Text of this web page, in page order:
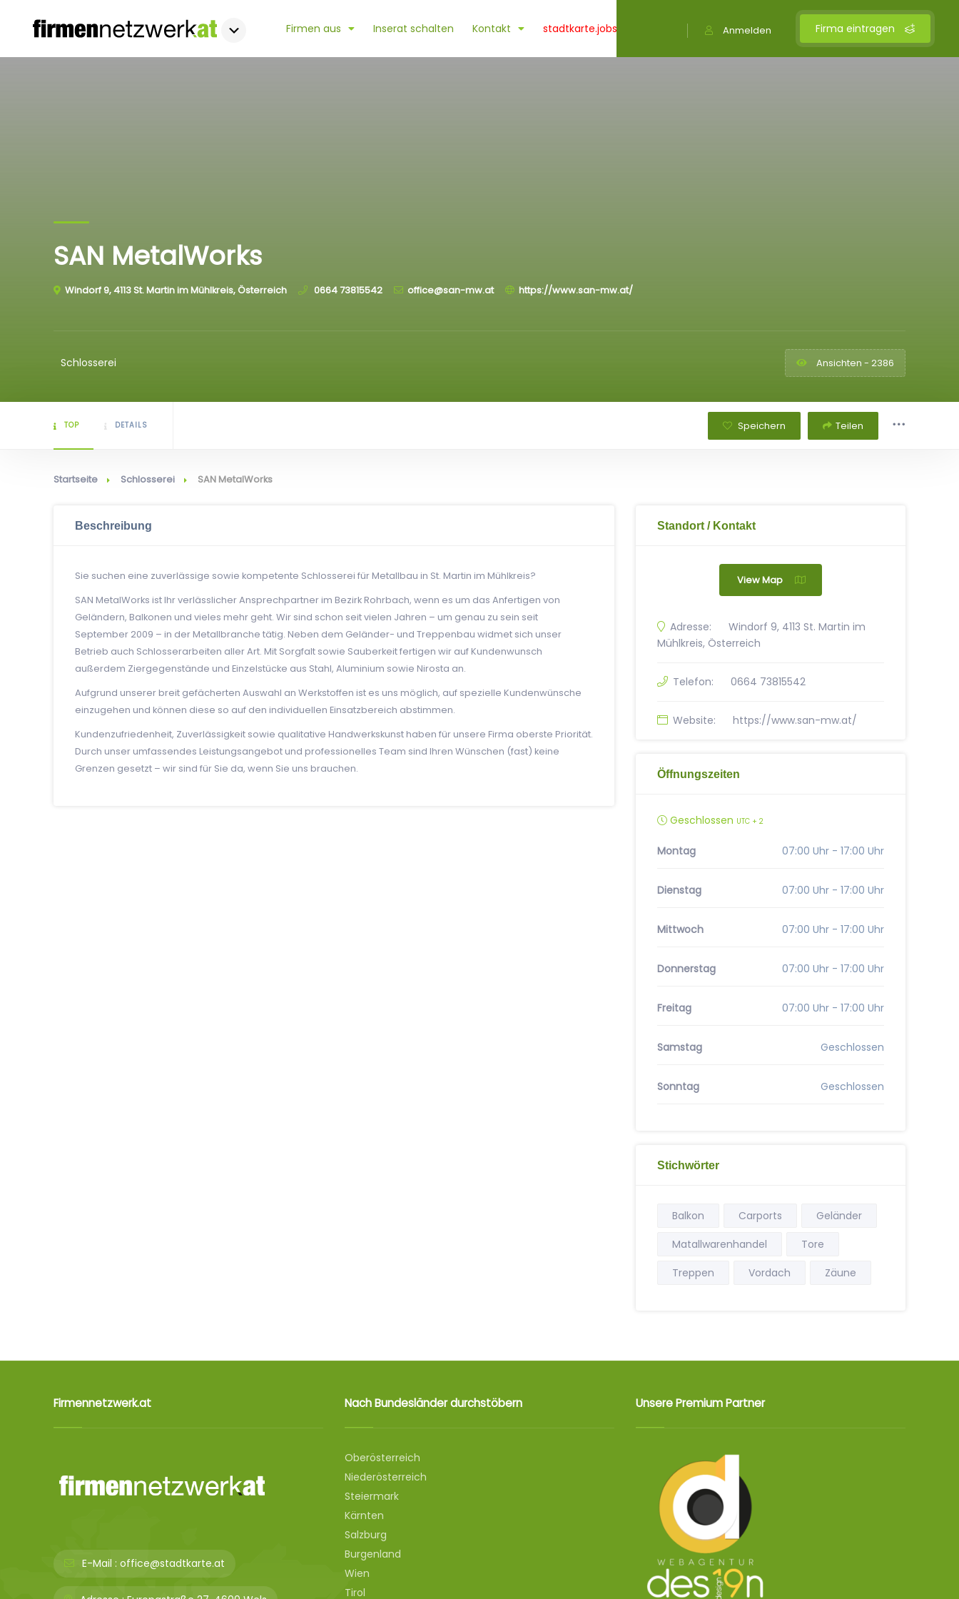
Firma eintragen
Anmelden
Firmen aus Inserat schalten Kontakt stadtkarte.jobs
SAN MetalWorks
Windorf 9, 4113 St. Martin im Mühlkreis, Österreich 0664 73815542 office@san-mw.at https://www.san-mw.at/
Schlosserei Ansichten - 2386
TOP DETAILS Speichern Teilen
Startseite Schlosserei SAN MetalWorks
Beschreibung
Sie suchen eine zuverlässige sowie kompetente Schlosserei für Metallbau in St. Martin im Mühlkreis?
SAN MetalWorks ist Ihr verlässlicher Ansprechpartner im Bezirk Rohrbach, wenn es um das Anfertigen von
Geländern, Balkonen und vieles mehr geht. Wir sind schon seit vielen Jahren – um genau zu sein seit
September 2009 – in der Metallbranche tätig. Neben dem Geländer- und Treppenbau widmet sich unser
Betrieb auch Schlosserarbeiten aller Art. Mit Sorgfalt sowie Sauberkeit fertigen wir auf Kundenwunsch
außerdem Ziergegenstände und Einzelstücke aus Stahl, Aluminium sowie Nirosta an.
Aufgrund unserer breit gefächerten Auswahl an Werkstoffen ist es uns möglich, auf spezielle Kundenwünsche
einzugehen und können diese so auf den individuellen Einsatzbereich abstimmen.
Kundenzufriedenheit, Zuverlässigkeit sowie qualitative Handwerkskunst haben für unsere Firma oberste Priorität.
Durch unser umfassendes Leistungsangebot und professionelles Team sind Ihren Wünschen (fast) keine
Grenzen gesetzt – wir sind für Sie da, wenn Sie uns brauchen.
Standort / Kontakt
View Map
Adresse:
Windorf 9, 4113 St. Martin im
Mühlkreis, Österreich
Telefon: 0664 73815542
Website: https://www.san-mw.at/
Öffnungszeiten
Geschlossen UTC + 2
Montag 07:00 Uhr - 17:00 Uhr
Dienstag 07:00 Uhr - 17:00 Uhr
Mittwoch 07:00 Uhr - 17:00 Uhr
Donnerstag 07:00 Uhr - 17:00 Uhr
Freitag 07:00 Uhr - 17:00 Uhr
Samstag Geschlossen
Sonntag Geschlossen
Stichwörter
Balkon Carports
Geländer
Matallwarenhandel
Tore
Treppen
Vordach Zäune
Firmennetzwerk.at
E-Mail : office@stadtkarte.at
Nach Bundesländer durchstöbern
Oberösterreich
Niederösterreich
Steiermark
Kärnten
Salzburg
Burgenland
Wien
Tirol
Unsere Premium Partner